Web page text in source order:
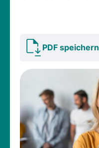
PDF speichern